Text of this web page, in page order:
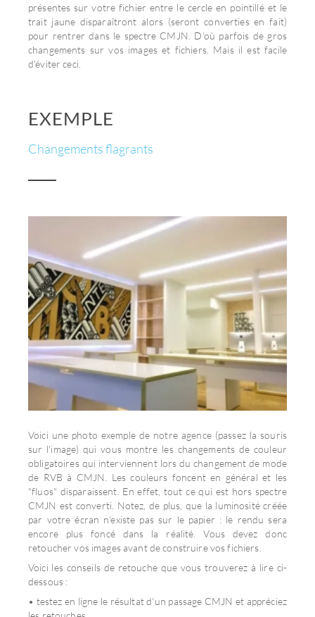
présentes sur votre fichier entre le cercle en pointillé et le
trait jaune disparaîtront alors (seront converties en fait)
pour rentrer dans le spectre CMJN. D'où parfois de gros
changements sur vos images et fichiers. Mais il est facile
d'éviter ceci.
EXEMPLE
Changements flagrants
Voici une photo exemple de notre agence (passez la souris
sur l'image) qui vous montre les changements de couleur
obligatoires qui interviennent lors du changement de mode
de RVB à CMJN. Les couleurs foncent en général et les
"fluos" disparaissent. En effet, tout ce qui est hors spectre
CMJN est converti. Notez, de plus, que la luminosité créée
par votre écran n'existe pas sur le papier : le rendu sera
encore plus foncé dans la réalité. Vous devez donc
retoucher vos images avant de construire vos fichiers.
Voici les conseils de retouche que vous trouverez à lire ci-
dessous :
• testez en ligne le résultat d'un passage CMJN et appréciez